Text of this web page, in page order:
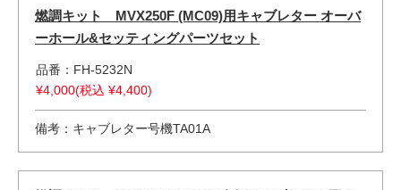
燃調キット MVX250F (MC09)用キャブレター オーバ
ーホール&セッティングパーツセット
品番：FH-5232N
¥4,000(税込 ¥4,400)
備考：キャブレター号機TA01A